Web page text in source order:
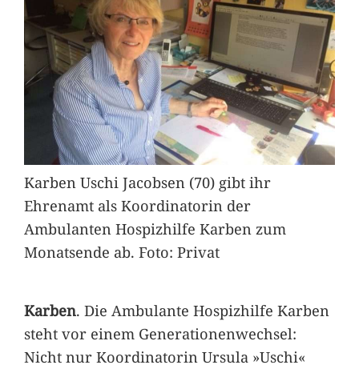
Karben Uschi Jacobsen (70) gibt ihr
Ehrenamt als Koordinatorin der
Ambulanten Hospizhilfe Karben zum
Monatsende ab. Foto: Privat
Karben. Die Ambulante Hospizhilfe Karben
steht vor einem Generationenwechsel:
Nicht nur Koordinatorin Ursula »Uschi«